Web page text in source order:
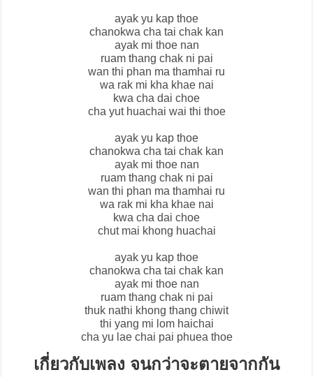
ayak yu kap thoe
chanokwa cha tai chak kan
ayak mi thoe nan
ruam thang chak ni pai
wan thi phan ma thamhai ru
wa rak mi kha khae nai
kwa cha dai choe
cha yut huachai wai thi thoe
ayak yu kap thoe
chanokwa cha tai chak kan
ayak mi thoe nan
ruam thang chak ni pai
wan thi phan ma thamhai ru
wa rak mi kha khae nai
kwa cha dai choe
chut mai khong huachai
ayak yu kap thoe
chanokwa cha tai chak kan
ayak mi thoe nan
ruam thang chak ni pai
thuk nathi khong thang chiwit
thi yang mi lom haichai
cha yu lae chai pai phuea thoe
เกี่ยวกับเพลง จนกว่าจะตายจากกัน